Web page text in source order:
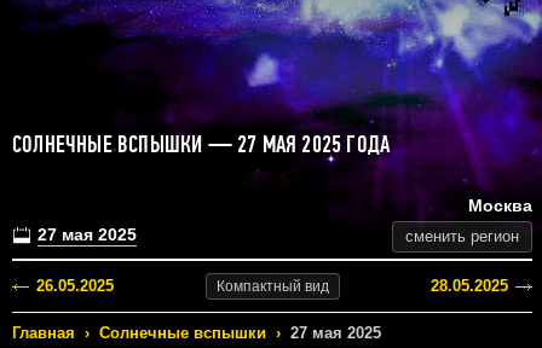
СОЛНЕЧНЫЕ ВСПЫШКИ — 27 МАЯ 2025 ГОДА
27 мая 2025
Москва
сменить регион
26.05.2025 Компактный вид 28.05.2025
Главная › Солнечные вспышки › 27 мая 2025